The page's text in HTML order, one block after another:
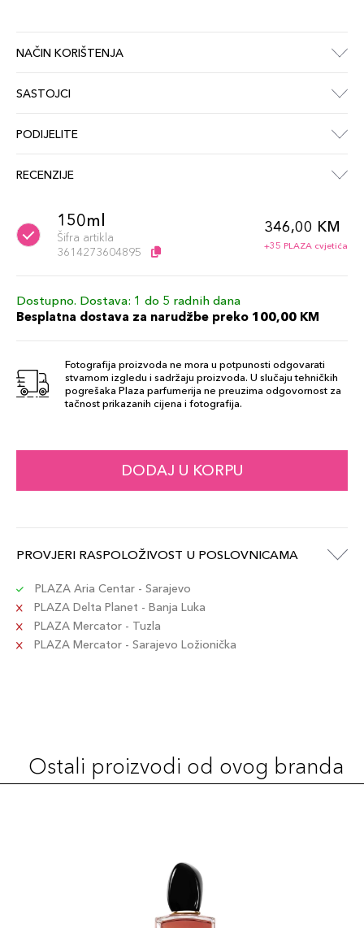
NAČIN KORIŠTENJA
SASTOJCI
PODIJELITE
RECENZIJE
150ml
Šifra artikla
3614273604895
346,00 KM
+35 PLAZA cvjetića
Dostupno. Dostava: 1 do 5 radnih dana
Besplatna dostava za narudžbe preko 100,00 KM
Fotografija proizvoda ne mora u potpunosti odgovarati
stvarnom izgledu i sadržaju proizvoda. U slučaju tehničkih
pogrešaka Plaza parfumerija ne preuzima odgovornost za
tačnost prikazanih cijena i fotografija.
DODAJ U KORPU
PROVJERI RASPOLOŽIVOST U POSLOVNICAMA
PLAZA Aria Centar - Sarajevo
PLAZA Delta Planet - Banja Luka
PLAZA Mercator - Tuzla
PLAZA Mercator - Sarajevo Ložionička
Ostali proizvodi od ovog branda